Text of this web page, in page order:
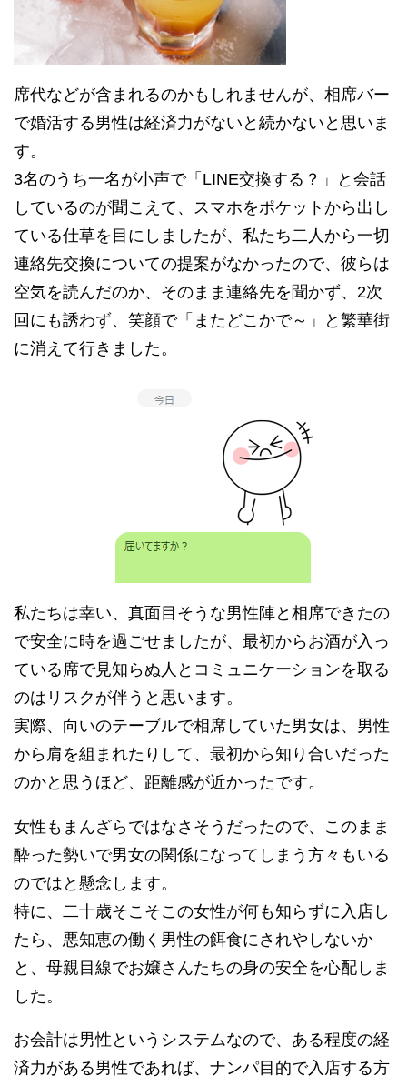
席代などが含まれるのかもしれませんが、相席バー
で婚活する男性は経済力がないと続かないと思いま
す。
3名のうち一名が小声で「LINE交換する？」と会話
しているのが聞こえて、スマホをポケットから出し
ている仕草を目にしましたが、私たち二人から一切
連絡先交換についての提案がなかったので、彼らは
空気を読んだのか、そのまま連絡先を聞かず、2次
回にも誘わず、笑顔で「またどこかで～」と繁華街
に消えて行きました。
私たちは幸い、真面目そうな男性陣と相席できたの
で安全に時を過ごせましたが、最初からお酒が入っ
ている席で見知らぬ人とコミュニケーションを取る
のはリスクが伴うと思います。
実際、向いのテーブルで相席していた男女は、男性
から肩を組まれたりして、最初から知り合いだった
のかと思うほど、距離感が近かったです。
女性もまんざらではなさそうだったので、このまま
酔った勢いで男女の関係になってしまう方々もいる
のではと懸念します。
特に、二十歳そこそこの女性が何も知らずに入店し
たら、悪知恵の働く男性の餌食にされやしないか
と、母親目線でお嬢さんたちの身の安全を心配しま
した。
お会計は男性というシステムなので、ある程度の経
済力がある男性であれば、ナンパ目的で入店する方